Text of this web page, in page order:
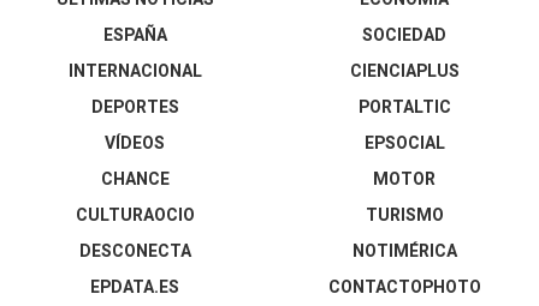
ESPAÑA
INTERNACIONAL
DEPORTES
VÍDEOS
SOCIEDAD
CIENCIAPLUS
PORTALTIC
EPSOCIAL
CHANCE
CULTURAOCIO
DESCONECTA
EPDATA.ES
MOTOR
TURISMO
NOTIMÉRICA
CONTACTOPHOTO